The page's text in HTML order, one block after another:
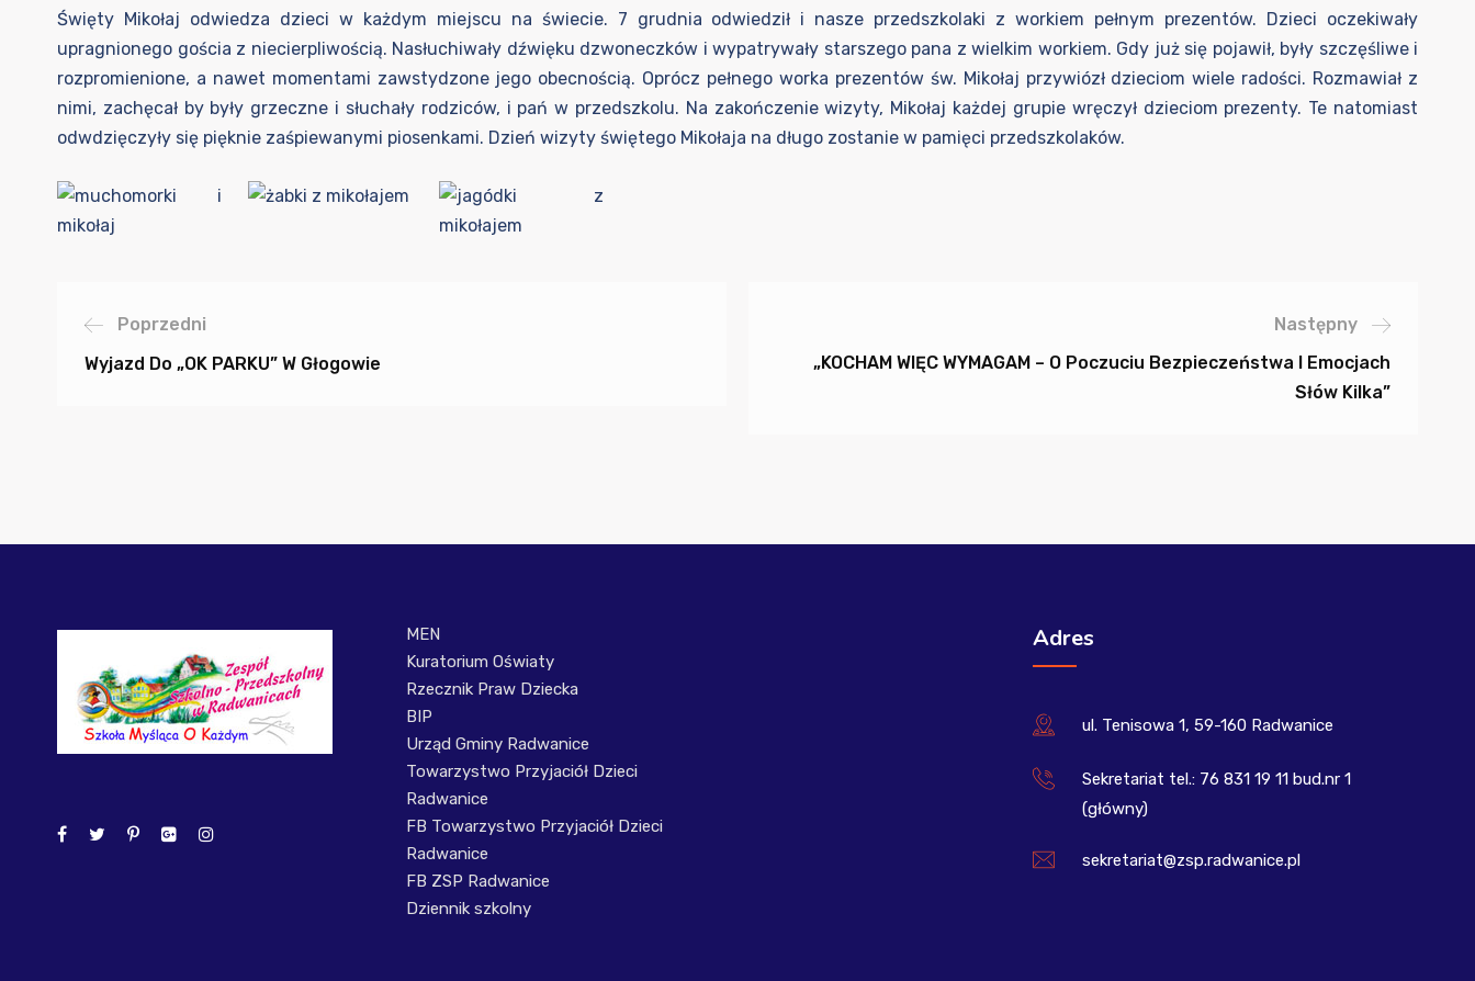
Święty Mikołaj odwiedza dzieci w każdym miejscu na świecie. 7 grudnia odwiedził i nasze przedszkolaki z workiem pełnym prezentów. Dzieci oczekiwały
upragnionego gościa z niecierpliwością. Nasłuchiwały dźwięku dzwoneczków i wypatrywały starszego pana z wielkim workiem. Gdy już się pojawił, były szczęśliwe i
rozpromienione, a nawet momentami zawstydzone jego obecnością. Oprócz pełnego worka prezentów św. Mikołaj przywiózł dzieciom wiele radości. Rozmawiał z
nimi, zachęcał by były grzeczne i słuchały rodziców, i pań w przedszkolu. Na zakończenie wizyty, Mikołaj każdej grupie wręczył dzieciom prezenty. Te natomiast
odwdzięczyły się pięknie zaśpiewanymi piosenkami. Dzień wizyty świętego Mikołaja na długo zostanie w pamięci przedszkolaków.
Poprzedni
Wyjazd Do „OK PARKU” W Głogowie
Następny
„KOCHAM WIĘC WYMAGAM – O Poczuciu Bezpieczeństwa I Emocjach
Słów Kilka”
MEN
Kuratorium Oświaty
Rzecznik Praw Dziecka
BIP
Urząd Gminy Radwanice
Towarzystwo Przyjaciół Dzieci
Radwanice
FB Towarzystwo Przyjaciół Dzieci
Radwanice
FB ZSP Radwanice
Dziennik szkolny
Adres
ul. Tenisowa 1, 59-160 Radwanice
Sekretariat tel.: 76 831 19 11 bud.nr 1
(główny)
sekretariat@zsp.radwanice.pl